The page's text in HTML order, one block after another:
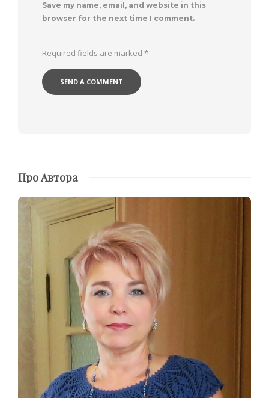
Save my name, email, and website in this
browser for the next time I comment.
Required fields are marked *
Про Автора